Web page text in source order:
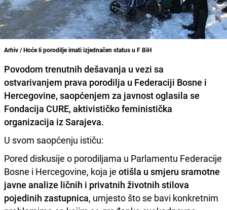
Arhiv / Hoće li porodilje imati izjednačen status u F BiH
Povodom trenutnih dešavanja u vezi sa
ostvarivanjem prava porodilja u Federaciji Bosne i
Hercegovine, saopćenjem za javnost oglasila se
Fondacija CURE, aktivističko feministička
organizacija iz Sarajeva.
U svom saopćenju ističu:
Pored diskusije o porodiljama u Parlamentu Federacije
Bosne i Hercegovine, koja je otišla u smjeru sramotne
javne analize ličnih i privatnih životnih stilova
pojedinih zastupnica, umjesto što se bavi konkretnim